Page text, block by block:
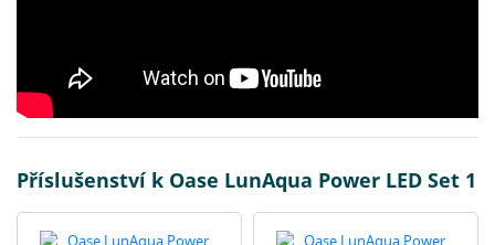
Příslušenství k Oase LunAqua Power LED Set 1